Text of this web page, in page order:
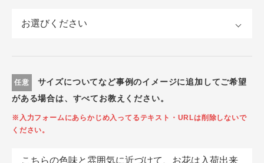
任意
サイズについてなど事例のイメージに追加してご希望
がある場合は、すべてお教えください。
※入力フォームにあらかじめ入ってるテキスト・URLは削除しないで
ください。